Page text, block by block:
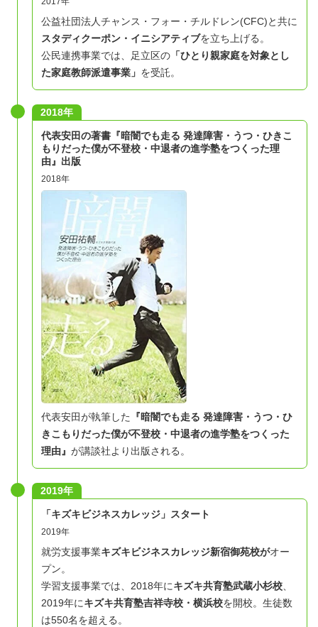
公益社団法人チャンス・フォー・チルドレン(CFC)と共に
スタディクーポン・イニシアティブを立ち上げる。
公民連携事業では、足立区の 「ひとり親家庭を対象とし
た家庭教師派遣事業」 を受託。
2018年
代表安田の著書『暗闇でも走る 発達障害・うつ・ひきこ
もりだった僕が不登校・中退者の進学塾をつくった理
由』出版
2018年
代表安田が執筆した
『暗闇でも走る 発達障害・うつ・ひ
きこもりだった僕が不登校・中退者の進学塾をつくった
理由』 が講談社より出版される。
2019年
「キズキビジネスカレッジ」スタート
2019年
就労支援事業キズキビジネスカレッジ新宿御苑校がオー
プン。
学習支援事業では、2018年にキズキ共育塾武蔵小杉校
2019年にキズキ共育塾吉祥寺校・横浜校を開校。生徒数
は550名を超える。